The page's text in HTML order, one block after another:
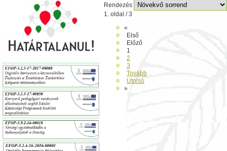
Rendezés
1. oldal / 3
«
Első
Előző
1
2
3
Tovább
Utolsó
»